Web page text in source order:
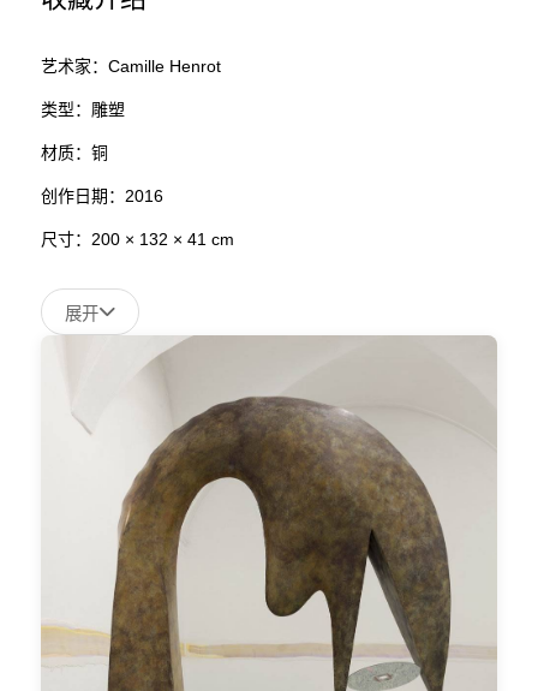
艺术家：Camille Henrot
类型：雕塑
材质：铜
创作日期：2016
尺寸：200 × 132 × 41 cm
展开